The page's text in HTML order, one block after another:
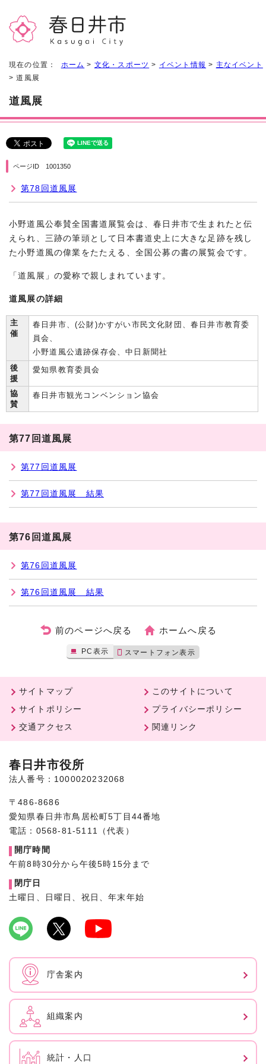
現在の位置： ホーム > 文化・スポーツ > イベント情報 > 主なイベント
> 道風展
道風展
ページID 1001350
第78回道風展
小野道風公奉賛全国書道展覧会は、春日井市で生まれたと伝
えられ、三跡の筆頭として日本書道史上に大きな足跡を残し
た小野道風の偉業をたたえる、全国公募の書の展覧会です。
「道風展」の愛称で親しまれています。
道風展の詳細
主
催
春日井市、(公財)かすがい市民文化財団、春日井市教育委
員会、
小野道風公遺跡保存会、中日新聞社
後
援
愛知県教育委員会
協
賛
春日井市観光コンベンション協会
第77回道風展
第77回道風展
第77回道風展 結果
第76回道風展
第76回道風展
第76回道風展 結果
前のページへ戻る ホームへ戻る
PC表示 スマートフォン表示
サイトマップ
このサイトについて
サイトポリシー
プライバシーポリシー
交通アクセス
関連リンク
春日井市役所
法人番号：1000020232068
〒486-8686
愛知県春日井市鳥居松町5丁目44番地
電話：0568-81-5111（代表）
開庁時間
午前8時30分から午後5時15分まで
閉庁日
土曜日、日曜日、祝日、年末年始
庁舎案内
組織案内
統計・人口